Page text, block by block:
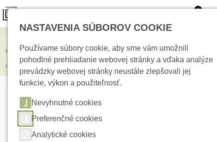
0
HIKVISION DS-KD-KP/Black Modul s kódovou klávesnicou pre
modulárny video-intercom
NASTAVENIA SÚBOROV COOKIE
Používame súbory cookie, aby sme vám umožnili
pohodlné prehliadanie webovej stránky a vďaka analýze
prevádzky webovej stránky neustále zlepšovali jej
funkcie, výkon a použiteľnosť.
Nevyhnutné cookies
Preferenčné cookies
Analytické cookies